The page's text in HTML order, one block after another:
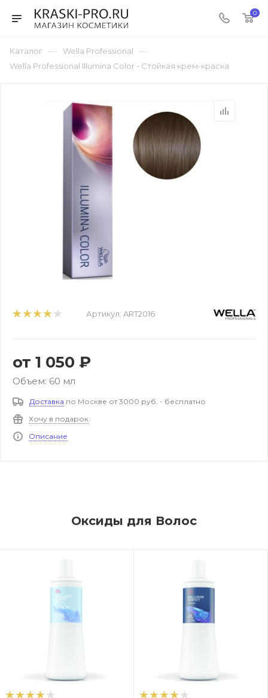
0
Каталог — Wella Professional —
Wella Professional Illumina Color - Стойкая крем-краска
Артикул: ART2016
от 1 050 ₽
Объем: 60 мл
Доставка по Москве от 3000 руб. - бесплатно
Хочу в подарок
Описание
Оксиды для Волос